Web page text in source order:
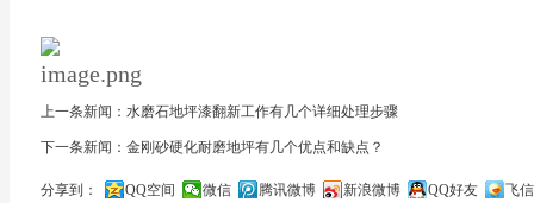
上一条新闻：水磨石地坪漆翻新工作有几个详细处理步骤
下一条新闻：金刚砂硬化耐磨地坪有几个优点和缺点？
分享到： QQ空间 微信 腾讯微博 新浪微博 QQ好友
飞信